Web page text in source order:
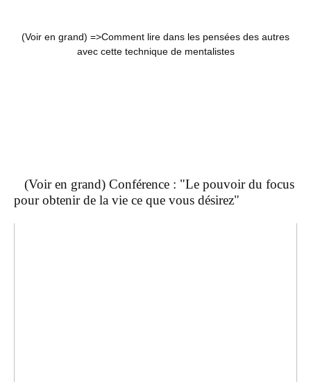
(Voir en grand) =>Comment lire dans les pensées des autres
avec cette technique de mentalistes
(Voir en grand) Conférence : "Le pouvoir du focus
pour obtenir de la vie ce que vous désirez"